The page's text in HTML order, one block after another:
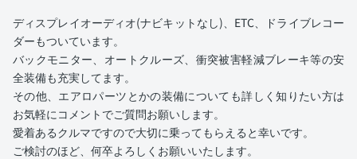
ディスプレイオーディオ(ナビキットなし)、ETC、ドライブレコー
ダーもついています。
バックモニター、オートクルーズ、衝突被害軽減ブレーキ等の安
全装備も充実してます。
その他、エアロパーツとかの装備についても詳しく知りたい方は
お気軽にコメントでご質問お願いします。
愛着あるクルマですので大切に乗ってもらえると幸いです。
ご検討のほど、何卒よろしくお願いいたします。